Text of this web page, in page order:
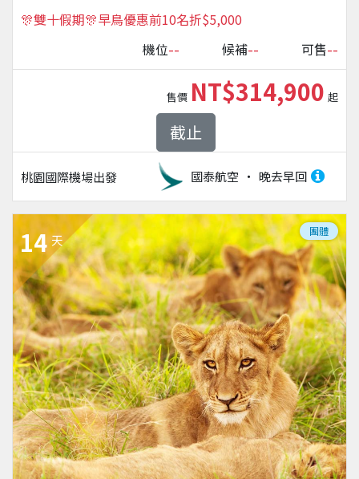
🎊雙十假期🎊早鳥優惠前10名折$5,000
機位-- 候補-- 可售--
桃園國際機場出發 國泰航空 晚去早回
售價 NT$314,900 起
截止
14 天
團體